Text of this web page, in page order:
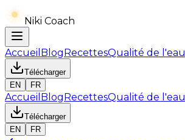
Niki Coach
Accueil BlogRecettesQualité de l'eau
Télécharger
EN
FR
Accueil BlogRecettesQualité de l'eau
Télécharger
EN
FR